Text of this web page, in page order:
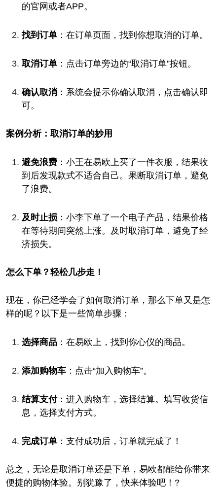
的官网或者APP。
找到订单 ：在订单页面，找到你想取消的订单。
取消订单 ：点击订单旁边的“取消订单”按钮。
确认取消 ：系统会提示你确认取消，点击确认即
可。
案例分析：取消订单的妙用
避免浪费 ：小王在易欧上买了一件衣服，结果收
到后发现款式不适合自己。果断取消订单，避免
了浪费。
及时止损 ：小李下单了一个电子产品，结果价格
在等待期间突然上涨。及时取消订单，避免了经
济损失。
怎么下单？轻松几步走！
现在，你已经学会了如何取消订单，那么下单又是怎
样的呢？以下是一些简单步骤：
选择商品 ：在易欧上，找到你心仪的商品。
添加购物车 ：点击“加入购物车”。
结算支付：进入购物车，选择结算。填写收货信
息，选择支付方式。
完成订单 ：支付成功后，订单就完成了！
总之，无论是取消订单还是下单，易欧都能给你带来
便捷的购物体验。别犹豫了，快来体验吧！?